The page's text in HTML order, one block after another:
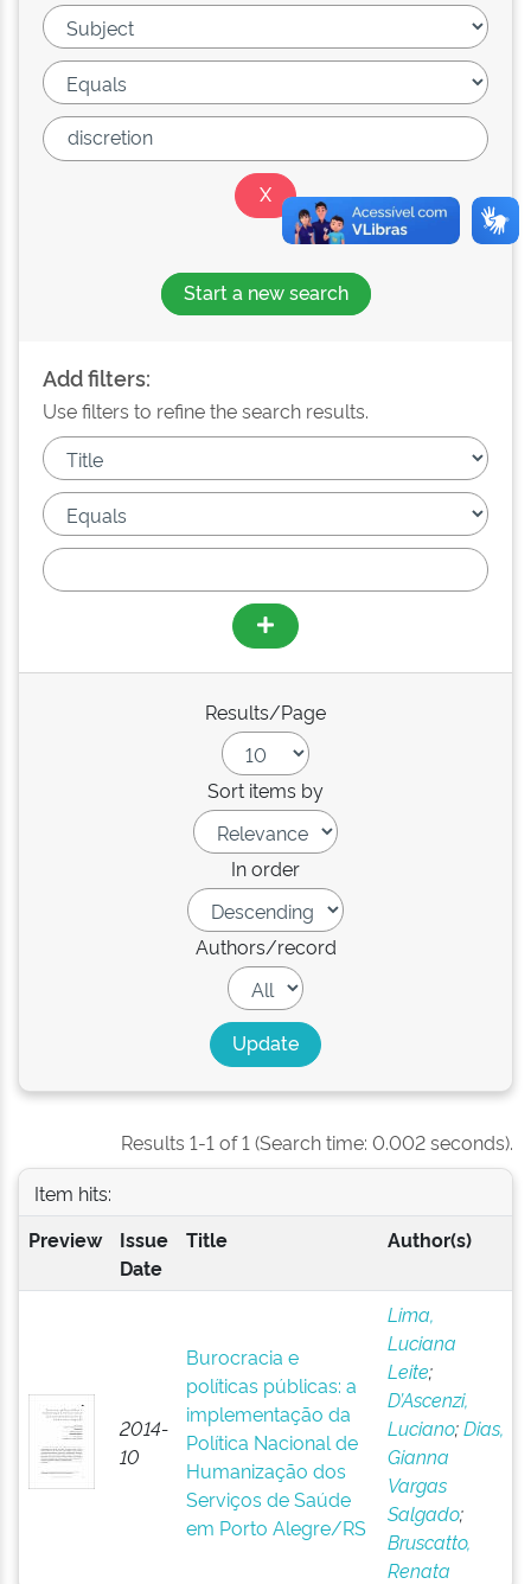
Start a new search
Add filters:
Use filters to refine the search results.
Results/Page
Sort items by
In order
Authors/record
Results 1-1 of 1 (Search time: 0.002 seconds).
Item hits:
Preview
Issue
Date
Title Author(s)
2014-
10
Burocracia e
políticas públicas: a
implementação da
Política Nacional de
Humanização dos
Serviços de Saúde
em Porto Alegre/RS
Lima,
Luciana
Leite;
D’Ascenzi,
Luciano;Dias,
Gianna
Vargas
Salgado;
Bruscatto,
Renata